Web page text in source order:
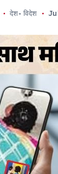
देश- विदेश